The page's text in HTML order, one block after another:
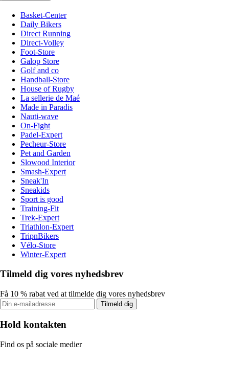
Basket-Center
Daily Bikers
Direct Running
Direct-Volley
Foot-Store
Galop Store
Golf and co
Handball-Store
House of Rugby
La sellerie de Maé
Made in Paradis
Nauti-wave
On-Fight
Padel-Expert
Pecheur-Store
Pet and Garden
Slowood Interior
Smash-Expert
Sneak'In
Sneakids
Sport is good
Training-Fit
Trek-Expert
Triathlon-Expert
TripnBikers
Vélo-Store
Winter-Expert
Tilmeld dig vores nyhedsbrev
Få 10 % rabat ved at tilmelde dig vores nyhedsbrev
Tilmeld dig
Hold kontakten
Find os på sociale medier